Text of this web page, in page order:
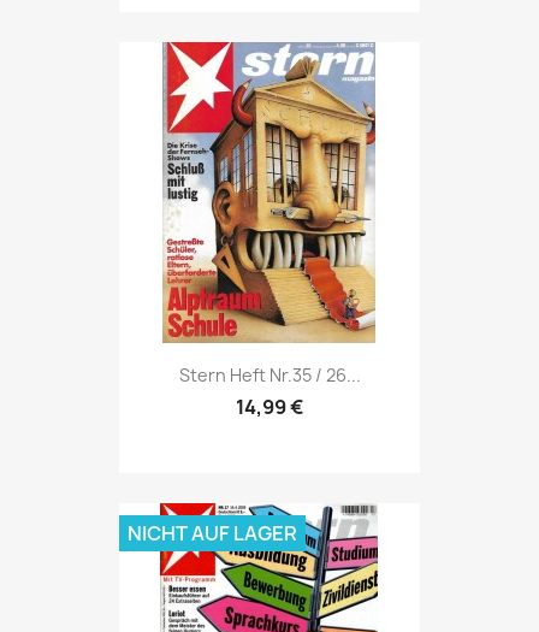
Vorschau
Stern Heft Nr.35 / 26...
14,99 €
NICHT AUF LAGER